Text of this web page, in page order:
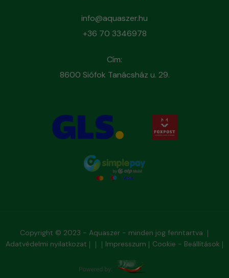
info@aquaszer.hu
+36 70 3346978
Cím:
8600 Siófok Tanácsház u. 29.
Copyright © 2023 - Aquaszer - minden jog fenntartva
Adatvédelmi nyilatkozat
Impresszum Cookie - Beállítások